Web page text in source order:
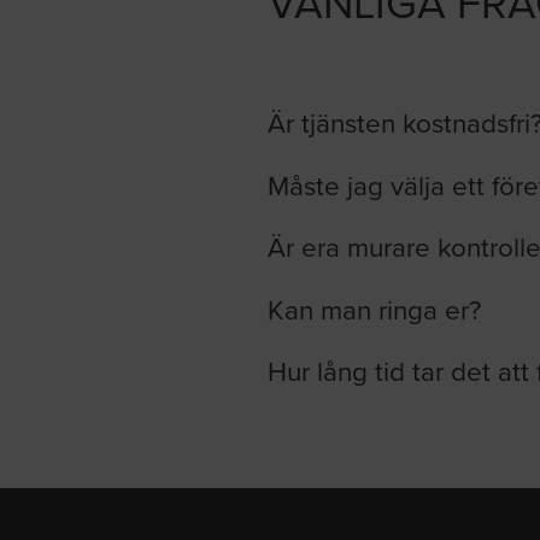
Är tjänsten
Måste jag välja ett
Är era murare
Kan man ringa er?
Hur lång tid tar det att